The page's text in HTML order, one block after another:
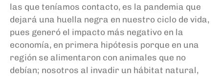
las que teníamos contacto, es la pandemia que
dejará una huella negra en nuestro ciclo de vida,
pues generó el impacto más negativo en la
economía, en primera hipótesis porque en una
región se alimentaron con animales que no
debían; nosotros al invadir un hábitat natural,